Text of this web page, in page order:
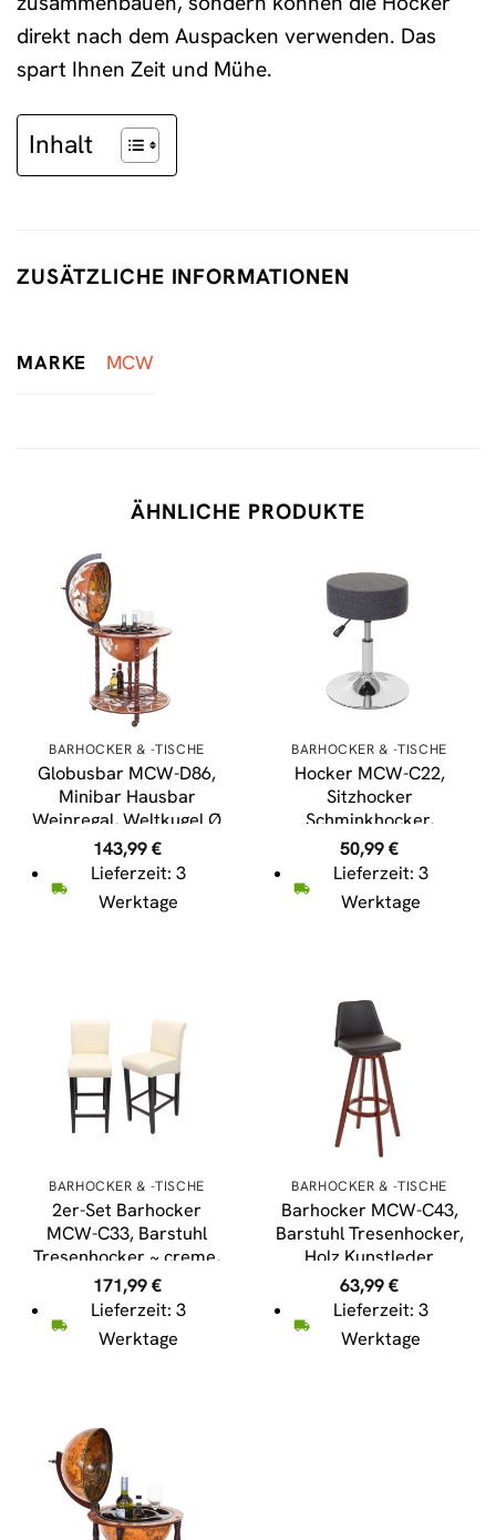
direkt nach dem Auspacken verwenden. Das
spart Ihnen Zeit und Mühe.
Inhalt
ZUSÄTZLICHE INFORMATIONEN
MARKE MCW
ÄHNLICHE PRODUKTE
BARHOCKER & -TISCHE
Globusbar MCW-D86,
Minibar Hausbar
Weinregal, Weltkugel Ø
45cm rollbar
Eukalyptusholz MVG-
zertifiziert
143,99€
Lieferzeit: 3
Werktage
BARHOCKER & -TISCHE
Hocker MCW-C22,
Sitzhocker
Schminkhocker,
höhenverstellbar Ø
35cm ~ Textil, grau
50,99€
Lieferzeit: 3
Werktage
BARHOCKER & -TISCHE
2er-Set Barhocker
MCW-C33, Barstuhl
Tresenhocker ~ creme,
dunkle Beine, Leder
171,99€
Lieferzeit: 3
Werktage
BARHOCKER & -TISCHE
Barhocker MCW-C43,
Barstuhl Tresenhocker,
Holz Kunstleder
drehbar ~ braun
63,99€
Lieferzeit: 3
Werktage